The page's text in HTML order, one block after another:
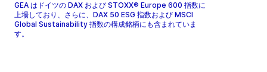
GEA はドイツの DAX および STOXX® Europe 600 指数に
上場しており、さらに、DAX 50 ESG 指数および MSCI
Global Sustainability 指数の構成銘柄にも含まれていま
す。